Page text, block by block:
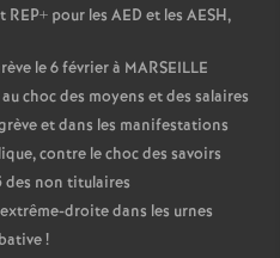
pour les AED et les AESH,
le 6 février à MARSEILLE
choc des moyens et des salaires
et dans les manifestations
contre le choc des savoirs
des non titulaires
droite dans les urnes
!